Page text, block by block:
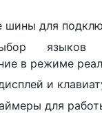
шины для
языков
в режиме
и
для